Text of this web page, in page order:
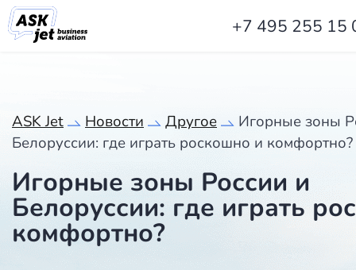
+7 495 255 15
ASK Jet Новости Другое
Игорные зоны
Белоруссии: где играть роскошно и комфортно?
Игорные зоны России и
Белоруссии: где играть
комфортно?